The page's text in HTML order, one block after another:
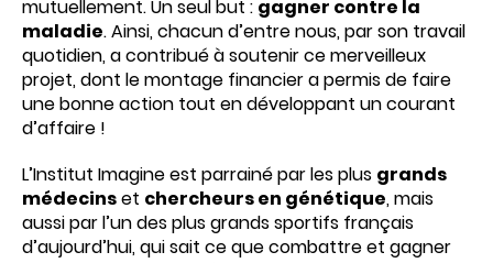
mutuellement. Un seul but : gagner contre la
maladie. Ainsi, chacun d’entre nous, par son travail
quotidien, a contribué à soutenir ce merveilleux
projet, dont le montage financier a permis de faire
une bonne action tout en développant un courant
d’affaire !
L’Institut Imagine est parrainé par les plus grands
médecinset chercheurs en génétique, mais
aussi par l’un des plus grands sportifs français
d’aujourd’hui, qui sait ce que combattre et gagner